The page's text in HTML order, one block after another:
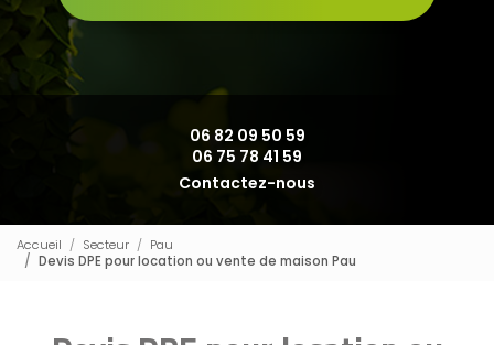
06 82 09 50 59
06 75 78 41 59
Contactez-nous
Accueil Secteur
Pau
Devis DPE pour location ou vente de maison Pau